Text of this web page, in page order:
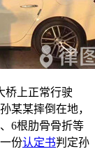
桥上正常行驶
某某摔倒在地，
6根肋骨骨折等
份认定书判定孙